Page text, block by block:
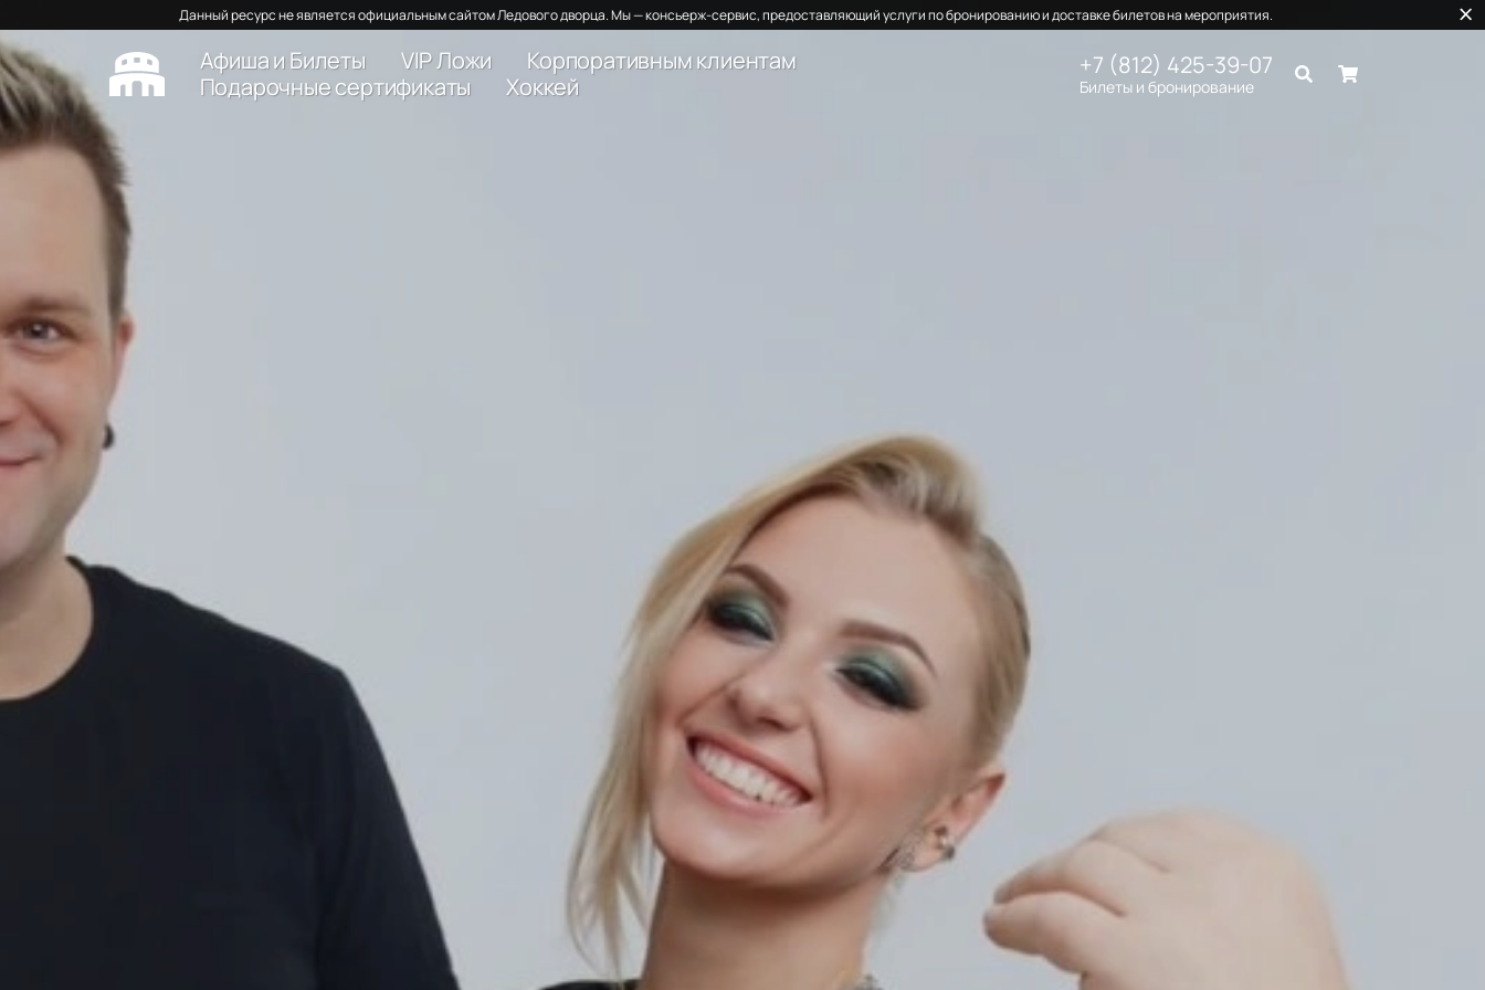
Данный ресурс не является официальным сайтом Ледового дворца. Мы — консьерж-сервис, предоставляющий услуги по бронированию и доставке билетов на мероприятия.
Афиша и Билеты VIP Ложи
Корпоративным клиентам
Подарочные сертификаты
Хоккей
+7 (812) 425-39-07
Билеты и бронирование